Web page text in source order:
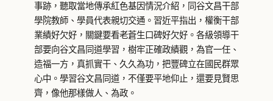
事跡，聽取當地傳承紅色基因情況介紹，同谷文昌干部
學院教師、學員代表親切交通。習近平指出，權衡干部
業績好欠好，關鍵要看老蒼生口碑好欠好。各級領導干
部要向谷文昌同道學習，樹牢正確政績觀，為官一任、
造福一方，真抓實干、久久為功，把豐碑立在國民群眾
心中。學習谷文昌同道，不僅要平地仰止，還要見賢思
齊，像他那樣做人、為政。